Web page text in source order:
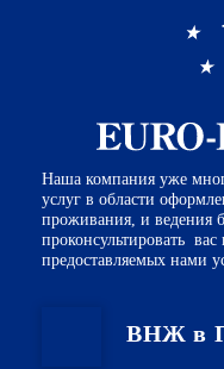
Наша компания уже
услуг в области
проживания, и ведения
проконсультировать
предоставляемых нами
ВНЖ в